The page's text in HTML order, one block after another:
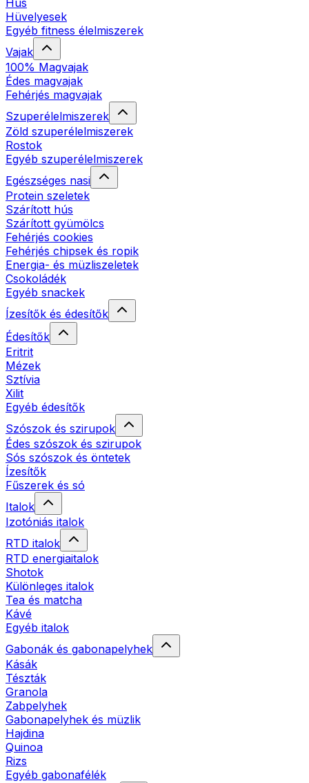
Hús
Hüvelyesek
Egyéb fitness élelmiszerek
Vajak
100% Magvajak
Édes magvajak
Fehérjés magvajak
Szuperélelmiszerek
Zöld szuperélelmiszerek
Rostok
Egyéb szuperélelmiszerek
Egészséges nasi
Protein szeletek
Szárított hús
Szárított gyümölcs
Fehérjés cookies
Fehérjés chipsek és ropik
Energia- és müzliszeletek
Csokoládék
Egyéb snackek
Ízesítők és édesítők
Édesítők
Eritrit
Mézek
Sztívia
Xilit
Egyéb édesítők
Szószok és szirupok
Édes szószok és szirupok
Sós szószok és öntetek
Ízesítők
Fűszerek és só
Italok
Izotóniás italok
RTD italok
RTD energiaitalok
Shotok
Különleges italok
Tea és matcha
Kávé
Egyéb italok
Gabonák és gabonapelyhek
Kásák
Tészták
Granola
Zabpelyhek
Gabonapelyhek és müzlik
Hajdina
Quinoa
Rizs
Egyéb gabonafélék